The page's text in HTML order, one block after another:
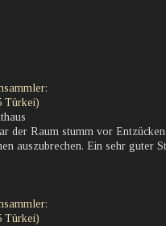
Türkei)
der Raum stumm vor
auszubrechen. Ein sehr guter
Türkei)